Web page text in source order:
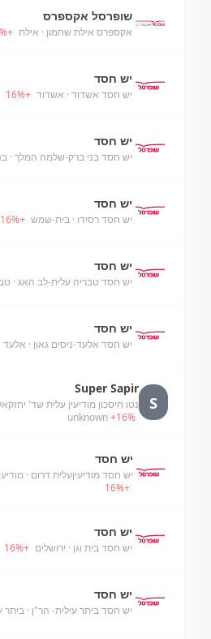
שופרסל אקספרס
אקספרס אילת שחמון · אילת +
%
יש חסד
יש חסד אשדוד · אשדוד +
16%
יש חסד
יש חסד בני ברק-שלמה המלך ·
יש חסד
יש חסד רסידו · בית-שמש +
16%
יש חסד
יש חסד טבריה עלית-לב האג ·
יש חסד
יש חסד אלעד-ניסים גאון · אלעד
S
Super Sapir
נטו חיסכון מודיעין עלית שד'
unknown+16%
יש חסד
יש חסד מודיעיןעלית דרום ·
+
16%
יש חסד
יש חסד בית וגן · ירושלים +
16%
יש חסד
יש חסד ביתר עילית- הר"ן · ביתר